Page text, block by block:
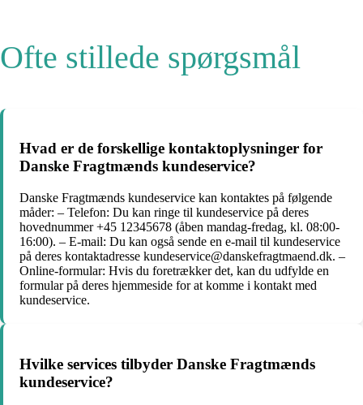
Ofte stillede spørgsmål
Hvad er de forskellige kontaktoplysninger for
Danske Fragtmænds kundeservice?
Danske Fragtmænds kundeservice kan kontaktes på følgende
måder: – Telefon: Du kan ringe til kundeservice på deres
hovednummer +45 12345678 (åben mandag-fredag, kl. 08:00-
16:00). – E-mail: Du kan også sende en e-mail til kundeservice
på deres kontaktadresse kundeservice@danskefragtmaend.dk. –
Online-formular: Hvis du foretrækker det, kan du udfylde en
formular på deres hjemmeside for at komme i kontakt med
kundeservice.
Hvilke services tilbyder Danske Fragtmænds
kundeservice?